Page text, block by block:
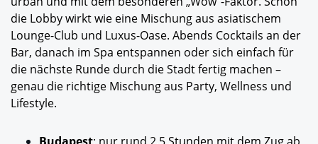
die Lobby wirkt wie eine Mischung aus asiatischem
Lounge-Club und Luxus-Oase. Abends Cocktails an der
Bar, danach im Spa entspannen oder sich einfach für
die nächste Runde durch die Stadt fertig machen –
genau die richtige Mischung aus Party, Wellness und
Lifestyle.